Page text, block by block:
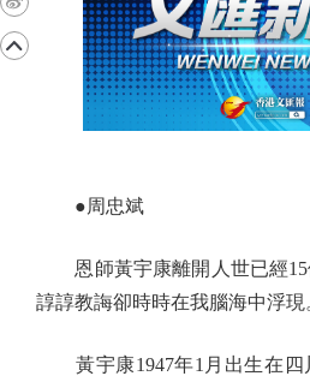
●周忠斌
恩師黃宇康離開人世已經15
諄諄教誨卻時時在我腦海中浮現
黃宇康1947年1月出生在四